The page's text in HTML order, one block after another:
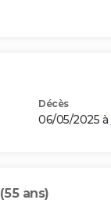
Décès
06/05/2025 à
(55 ans)